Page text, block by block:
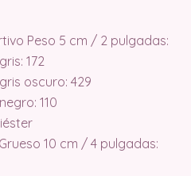
Peso 5 cm / 2 pulgadas:
172
oscuro: 429
110
10 cm / 4 pulgadas: